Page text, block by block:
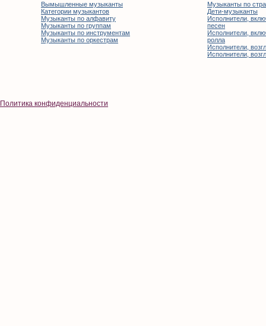
Вымышленные музыканты
Категории музыкантов
Музыканты по алфавиту
Музыканты по группам
Музыканты по инструментам
Музыканты по оркестрам
Музыканты по
Дети-музыканты
Исполнители,
песен
Исполнители,
ролла
Исполнители,
Исполнители,
Политика конфиденциальности